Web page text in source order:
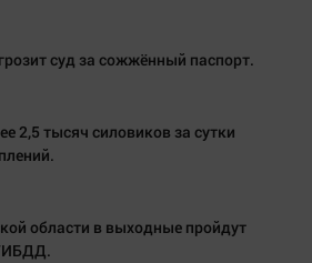
суд за сожжённый паспорт.
2,5 тысяч силовиков за сутки
области в выходные пройдут